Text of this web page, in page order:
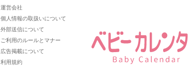
運営会社
個人情報の取扱いについて
外部送信について
ご利用のルールとマナー
広告掲載について
利用規約